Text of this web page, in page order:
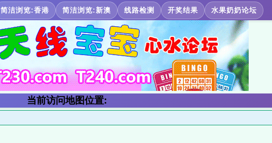
简洁浏览:香港 简洁浏览:新澳 线路检测 开奖结果 水果奶奶论坛
当前访问地图位置: